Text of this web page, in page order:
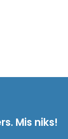
Mis niks!